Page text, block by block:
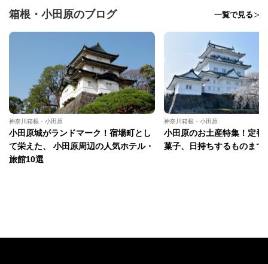
箱根・小田原のブログ 一覧で見る
神奈川箱根・小田原
小田原城がランドマーク！宿場町とし
て栄えた、 小田原周辺の人気ホテル・
旅館10選
神奈川箱根・小田原
小田原のお土産特集！定番
菓子、日持ちするものまで